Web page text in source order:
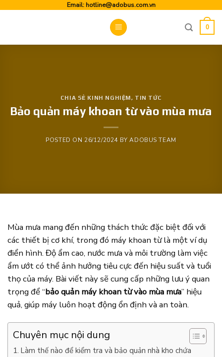
Email: hotline@adobus.com.vn
0
CHIA SẺ KINH NGHIỆM, TIN TỨC
Bảo quản máy khoan từ vào mùa mưa
POSTED ON 26/12/2024BYADOBUS TEAM
Mùa mưa mang đến những thách thức đặc biệt đối với
các thiết bị cơ khí, trong đó máy khoan từ là một ví dụ
điển hình. Độ ẩm cao, nước mưa và môi trường làm việc
ẩm ướt có thể ảnh hưởng tiêu cực đến hiệu suất và tuổi
thọ của máy. Bài viết này sẽ cung cấp những lưu ý quan
trọng để “bảo quản máy khoan từ vào mùa mưa” hiệu
quả, giúp máy luôn hoạt động ổn định và an toàn.
Chuyên mục nội dung
Làm thế nào để kiểm tra và bảo quản nhà kho chứa